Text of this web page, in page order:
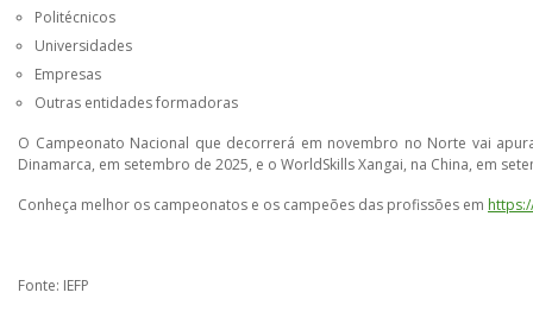
Politécnicos
Universidades
Empresas
Outras entidades formadoras
O Campeonato Nacional que decorrerá em novembro no Norte vai
Dinamarca, em setembro de 2025, e o WorldSkills Xangai, na China, em
Conheça melhor os campeonatos e os campeões das profissões em
Fonte: IEFP